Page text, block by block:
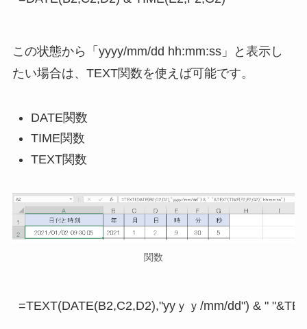
この状態から「yyyy/mm/dd hh:mm:ss」と表示し
たい場合は、TEXT関数を使えば可能です。
DATE関数
TIME関数
TEXT関数
関数